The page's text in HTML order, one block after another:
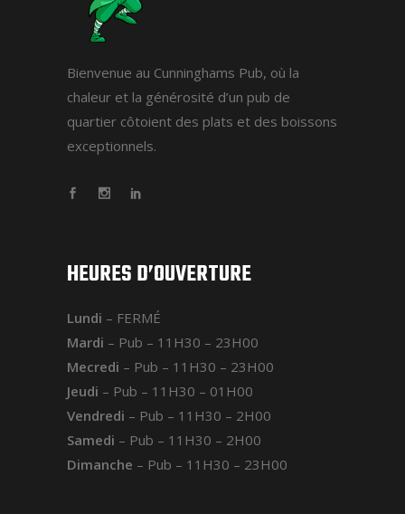
Bienvenue au Cunninghams Pub, où la
chaleur et la générosité d’un pub de
quartier côtoient des plats et des boissons
exceptionnels.
HEURES D’OUVERTURE
Lundi – FERMÉ
Mardi – Pub – 11H30 – 23H00
Mecredi – Pub – 11H30 – 23H00
Jeudi – Pub – 11H30 – 01H00
Vendredi – Pub – 11H30 – 2H00
Samedi – Pub – 11H30 – 2H00
Dimanche – Pub – 11H30 – 23H00